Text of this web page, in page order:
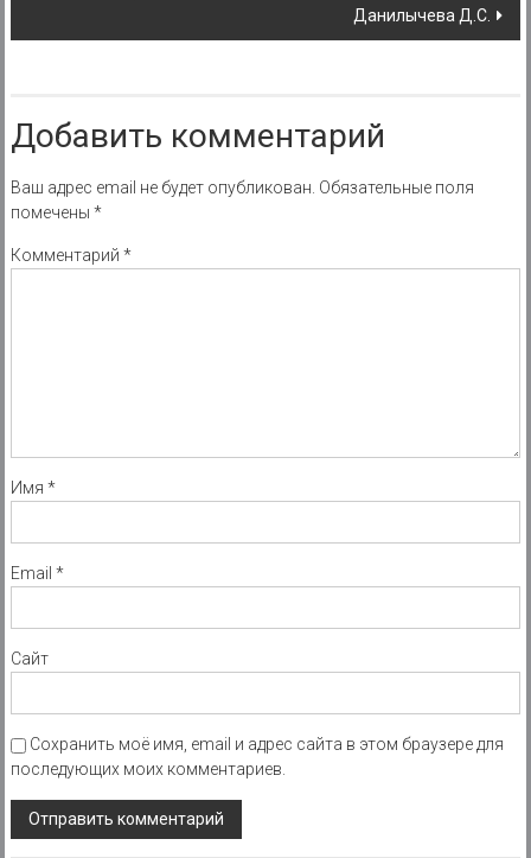
Данилычева Д.С.
Добавить комментарий
Ваш адрес email не будет опубликован. Обязательные поля
помечены *
Комментарий *
Имя *
Email *
Сайт
Сохранить моё имя, email и адрес сайта в этом браузере для
последующих моих комментариев.